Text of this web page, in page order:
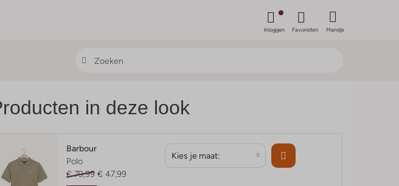
Inloggen Favorieten Mandje
in deze look
Barbour
Polo
€ 79,99 € 47,99
Kies je maat: